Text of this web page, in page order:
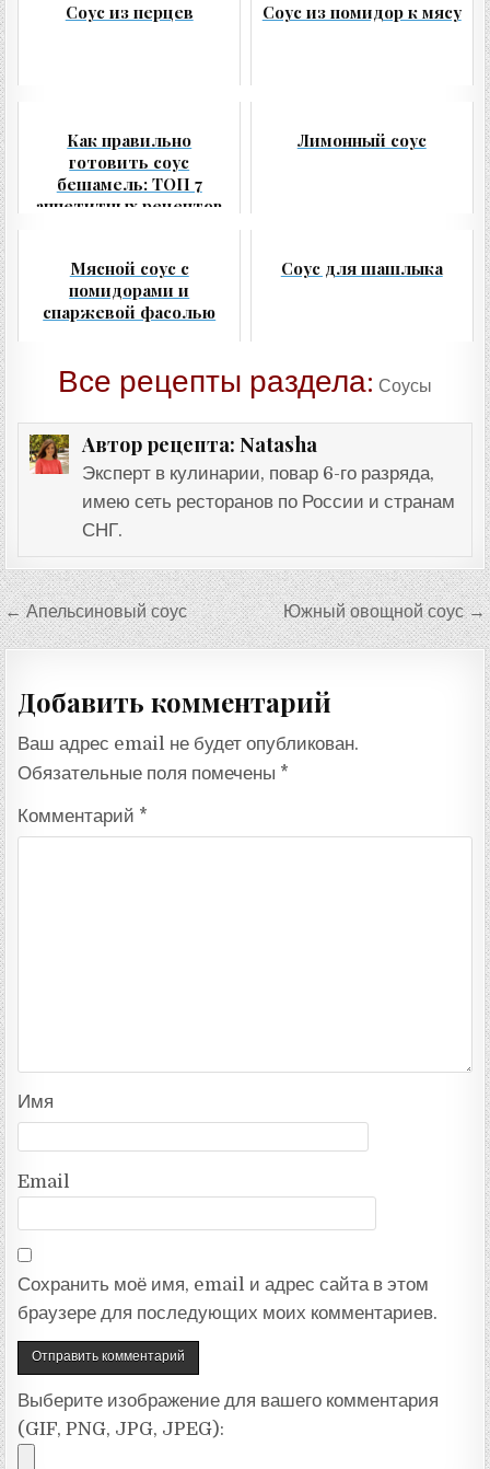
Соус из перцев Соус из помидор к мясу
Как правильно
готовить соус
бешамель: ТОП 7
аппетитных рецептов
Лимонный соус
Мясной соус с
помидорами и
спаржевой фасолью
Соус для шашлыка
Все рецепты раздела: Соусы
Автор рецепта: Natasha
Эксперт в кулинарии, повар 6-го разряда,
имею сеть ресторанов по России и странам
СНГ.
Навигация
по
← Апельсиновый соус Южный овощной соус →
Добавить комментарий
Ваш адрес email не будет опубликован.
Обязательные поля помечены *
Комментарий *
Имя
Email
Сохранить моё имя, email и адрес сайта в этом
браузере для последующих моих комментариев.
Выберите изображение для вашего комментария
(GIF, PNG, JPG, JPEG):